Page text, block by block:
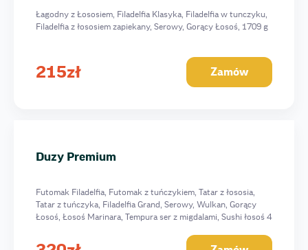
Łagodny z Łososiem, Filadelfia Klasyka, Filadelfia w tunczyku,
Filadelfia z łososiem zapiekany, Serowy, Gorący Łosoś, 1709 g
215zł Zamów
Duzy Premium
Futomak Filadelfia, Futomak z tuńczykiem, Tatar z łososia,
Tatar z tuńczyka, Filadelfia Grand, Serowy, Wulkan, Gorący
Łosoś, Łosoś Marinara, Tempura ser z migdalami, Sushi łosoś 4